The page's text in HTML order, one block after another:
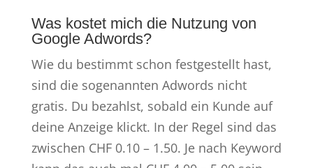
Was kostet mich die Nutzung von
Google Adwords?
Wie du bestimmt schon festgestellt hast,
sind die sogenannten Adwords nicht
gratis. Du bezahlst, sobald ein Kunde auf
deine Anzeige klickt. In der Regel sind das
zwischen CHF 0.10 – 1.50. Je nach Keyword